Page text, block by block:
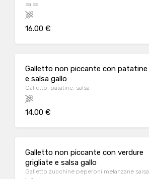
salsa
16.00 €
Galletto non piccante con patatine
e salsa gallo
Galletto, patatine, salsa
14.00 €
Galletto non piccante con verdure
grigliate e salsa gallo
Galletto zucchine peperoni melanzane salsa